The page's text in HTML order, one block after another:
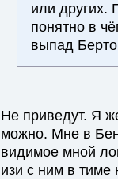
или других.
понятно в
выпад
Не приведут. Я
можно. Мне в
видимое мной
изи с ним в тиме